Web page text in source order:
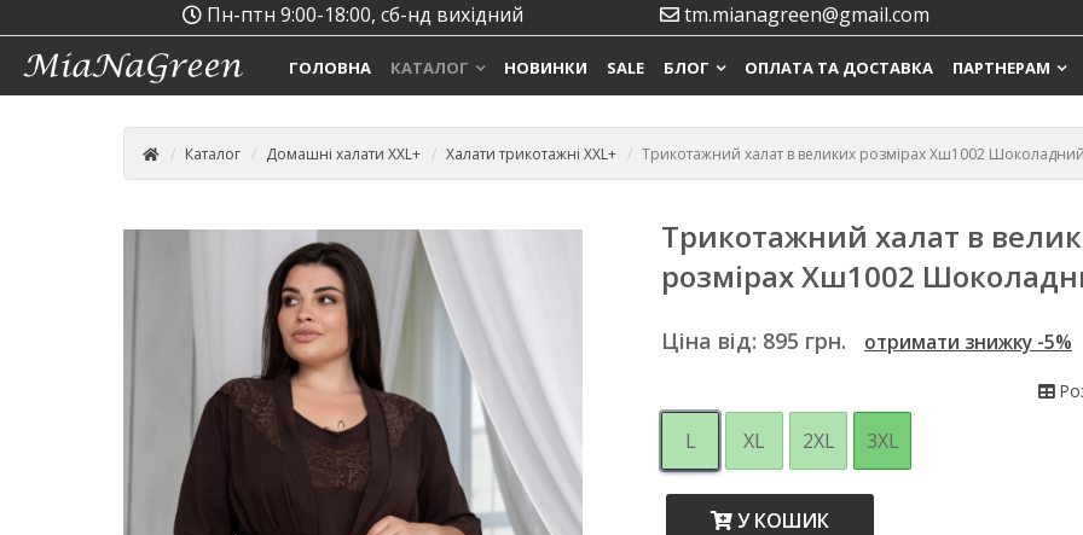
Пн-птн 9:00-18:00, сб-нд вихідний tm.mianagreen@gmail.com
ГОЛОВНА КАТАЛОГ НОВИНКИ SALE БЛОГ ОПЛАТА ТА ДОСТАВКА ПАРТНЕРАМ
Каталог Домашні халати XXL+ Халати трикотажні XXL+ Трикотажний халат в великих розмірах Хш1002 Шоколадний
Трикотажний халат в
розмірах Хш1002
Ціна від: 895 грн. отримати знижку -5%
L XL 2XL 3XL
У КОШИК